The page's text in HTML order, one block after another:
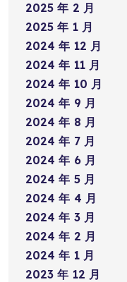
2025 年 2 月
2025 年 1 月
2024 年 12 月
2024 年 11 月
2024 年 10 月
2024 年 9 月
2024 年 8 月
2024 年 7 月
2024 年 6 月
2024 年 5 月
2024 年 4 月
2024 年 3 月
2024 年 2 月
2024 年 1 月
2023 年 12 月